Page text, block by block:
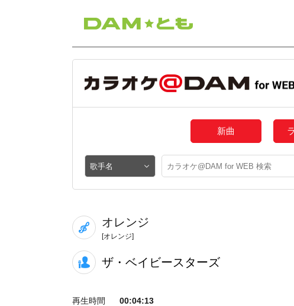
新曲
オレンジ
[オレンジ]
ザ・ベイビースターズ
再生時間
00:04:13